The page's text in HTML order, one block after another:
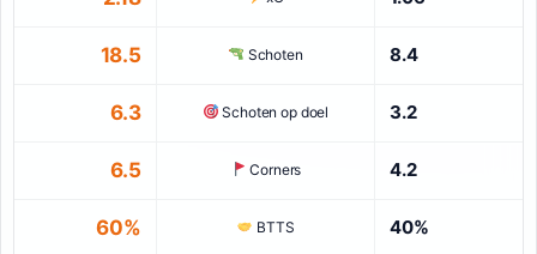
18.5 Schoten 8.4
6.3 Schoten op doel 3.2
6.5 Corners 4.2
60% BTTS 40%